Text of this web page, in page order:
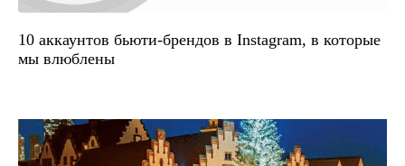
10 аккаунтов бьюти-брендов в Instagram, в которые
мы влюблены